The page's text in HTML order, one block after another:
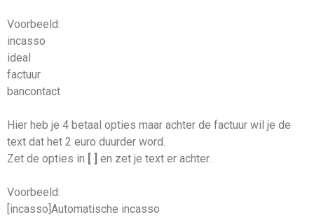
Voorbeeld:
incasso
ideal
factuur
bancontact
Hier heb je 4 betaal opties maar achter de factuur wil je de
text dat het 2 euro duurder word.
Zet de opties in
en zet je text er achter.
Voorbeeld:
[incasso]Automatische incasso